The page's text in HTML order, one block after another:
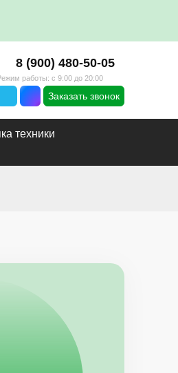
8 (900) 480-50-05
работы: с 9:00 до 20:00
Заказать звонок
техники